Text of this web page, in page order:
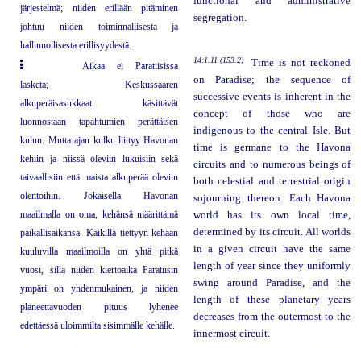
järjestelmä; niiden erillään pitäminen
johtuu niiden toiminnallisesta ja
hallinnollisesta erillisyydestä.
segregation.
Aikaa ei Paratiisissa
lasketa; Keskussaaren
alkuperäisasukkaat käsittävät
luonnostaan tapahtumien perättäisen
kulun. Mutta ajan kulku liittyy Havonan
kehiin ja niissä oleviin lukuisiin sekä
taivaallisiin että maista alkuperää oleviin
olentoihin. Jokaisella Havonan
maailmalla on oma, kehänsä määrittämä
paikallisaikansa. Kaikilla tiettyyn kehään
kuuluvilla maailmoilla on yhtä pitkä
vuosi, sillä niiden kiertoaika Paratiisin
ympäri on yhdenmukainen, ja niiden
planeettavuoden pituus lyhenee
edettäessä uloimmilta sisimmälle kehälle.
14:1.11 (153.2)
Time is not reckoned
on Paradise; the sequence of
successive events is inherent in the
concept of those who are
indigenous to the central Isle. But
time is germane to the Havona
circuits and to numerous beings of
both celestial and terrestrial origin
sojourning thereon. Each Havona
world has its own local time,
determined by its circuit. All worlds
in a given circuit have the same
length of year since they uniformly
swing around Paradise, and the
length of these planetary years
decreases from the outermost to the
innermost circuit.